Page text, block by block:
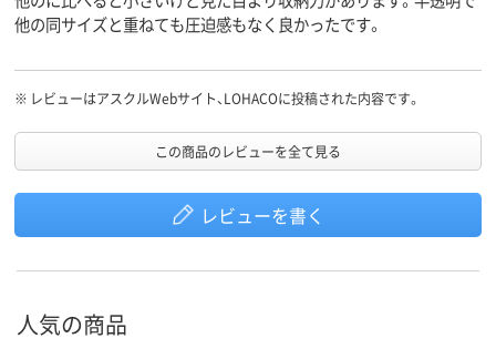
他の同サイズと重ねても圧迫感もなく良かったです。
※ レビューはアスクルWebサイト、LOHACOに投稿された内容です。
この商品のレビューを全て見る
レビューを書く
人気の商品